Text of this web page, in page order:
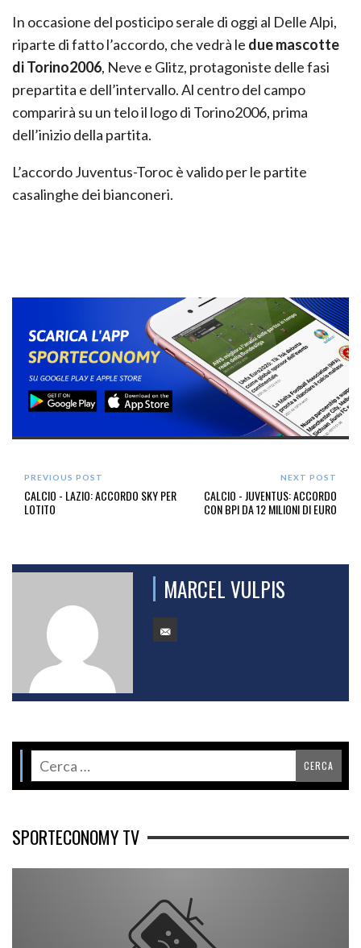
In occasione del posticipo serale di oggi al Delle Alpi,
riparte di fatto l’accordo, che vedrà le due mascotte
di Torino2006, Neve e Glitz, protagoniste delle fasi
prepartita e dell’intervallo. Al centro del campo
comparirà su un telo il logo di Torino2006, prima
dell’inizio della partita.
L’accordo Juventus-Toroc è valido per le partite
casalinghe dei bianconeri.
PREVIOUS POST
CALCIO - LAZIO: ACCORDO SKY PER
LOTITO
NEXT POST
CALCIO - JUVENTUS: ACCORDO
CON BPI DA 12 MILIONI DI EURO
MARCEL VULPIS
SPORTECONOMY TV